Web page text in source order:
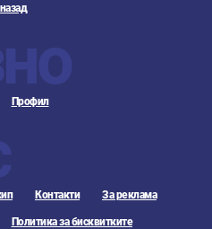
Профил
Контакти За реклама
Политика за бисквитките